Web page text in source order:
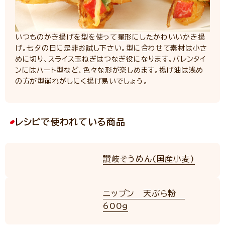
いつものかき揚げを型を使って星形にしたかわいいかき揚
げ。七夕の日に是非お試し下さい。型に合わせて素材は小さ
めに切り、スライス玉ねぎはつなぎ役になります。バレンタイ
ンにはハート型など、色々な形が楽しめます。揚げ油は浅め
の方が型崩れがしにく揚げ易いでしょう。
レシピで使われている商品
讃岐そうめん(国産小麦)
ニップン 天ぷら粉
600g